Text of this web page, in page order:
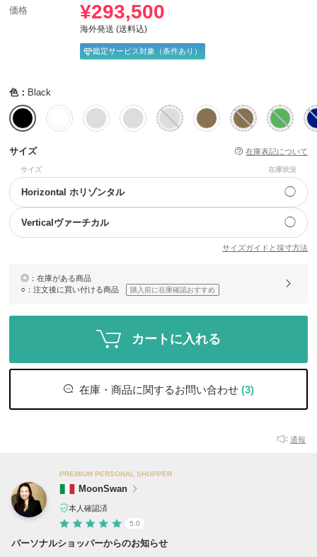
価格 ¥293,500
海外発送 (送料込)
鑑定サービス対象（条件あり）
色： Black
サイズ 在庫表記について
サイズ 在庫状況
Horizontal ホリゾンタル ◯
Verticalヴァーチカル ◯
サイズガイドと採寸方法
◎ ：在庫がある商品
○ ：注文後に買い付ける商品 購入前に在庫確認おすすめ
カートに入れる
在庫・商品に関するお問い合わせ (3)
通報
PREMIUM PERSONAL SHOPPER
MoonSwan
本人確認済
5.0
パーソナルショッパーからのお知らせ